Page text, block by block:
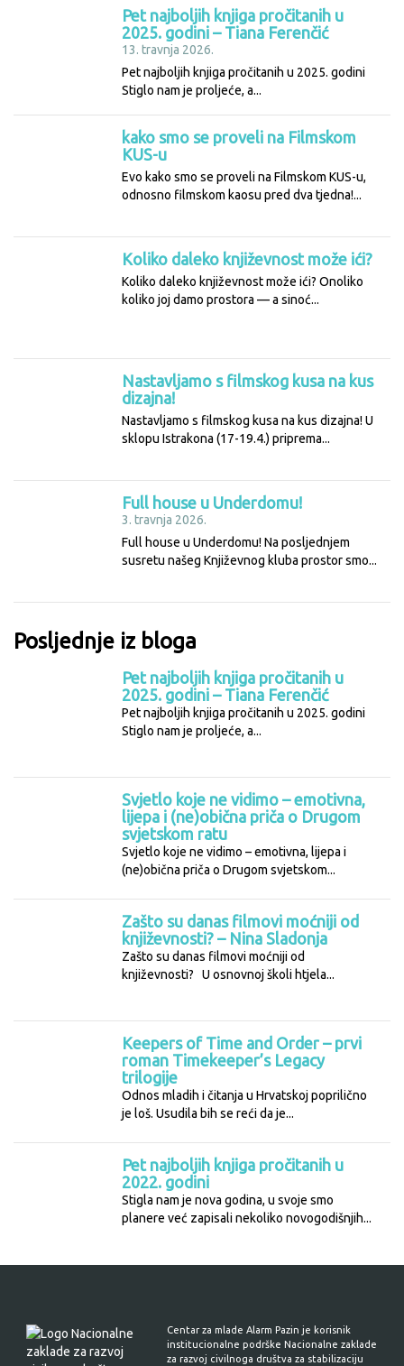
Pet najboljih knjiga pročitanih u
2025. godini – Tiana Ferenčić
13. travnja 2026.
Pet najboljih knjiga pročitanih u 2025. godini
Stiglo nam je proljeće, a...
kako smo se proveli na Filmskom
KUS-u
Evo kako smo se proveli na Filmskom KUS-u,
odnosno filmskom kaosu pred dva tjedna!...
Koliko daleko književnost može ići?
Koliko daleko književnost može ići? Onoliko
koliko joj damo prostora — a sinoć...
Nastavljamo s filmskog kusa na kus
dizajna!
Nastavljamo s filmskog kusa na kus dizajna! U
sklopu Istrakona (17-19.4.) priprema...
Full house u Underdomu!
3. travnja 2026.
Full house u Underdomu! Na posljednjem
susretu našeg Književnog kluba prostor smo...
Posljednje iz bloga
Pet najboljih knjiga pročitanih u
2025. godini – Tiana Ferenčić
Pet najboljih knjiga pročitanih u 2025. godini
Stiglo nam je proljeće, a...
Svjetlo koje ne vidimo – emotivna,
lijepa i (ne)obična priča o Drugom
svjetskom ratu
Svjetlo koje ne vidimo – emotivna, lijepa i
(ne)obična priča o Drugom svjetskom...
Zašto su danas filmovi moćniji od
književnosti? – Nina Sladonja
Zašto su danas filmovi moćniji od
književnosti? U osnovnoj školi htjela...
Keepers of Time and Order – prvi
roman Timekeeper’s Legacy
trilogije
Odnos mladih i čitanja u Hrvatskoj poprilično
je loš. Usudila bih se reći da je...
Pet najboljih knjiga pročitanih u
2022. godini
Stigla nam je nova godina, u svoje smo
planere već zapisali nekoliko novogodišnjih...
Centar za mlade Alarm Pazin je korisnik
institucionalne podrške Nacionalne zaklade
za razvoj civilnoga društva za stabilizaciju